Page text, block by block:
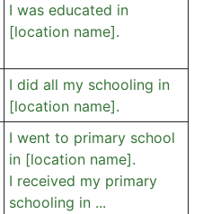
I was educated in
[location name].
I did all my schooling in
[location name].
I went to primary school
in [location name].
I received my primary
schooling in ...